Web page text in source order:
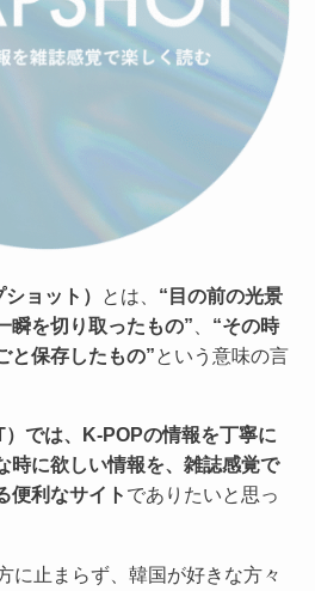
ョット） とは、 “目の前の光景
瞬を切り取ったもの”
“その時
と保存したもの”という意味の言
では、K-POPの情報を丁寧に
時に欲しい情報を、雑誌感覚で
便利なサイト でありたいと思っ
に止まらず、韓国が好きな方々